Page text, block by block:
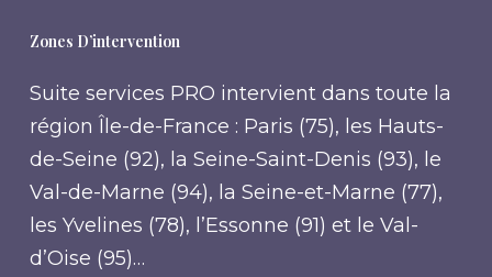
Zones D’intervention
Suite services PRO intervient dans toute la
région Île-de-France : Paris (75), les Hauts-
de-Seine (92), la Seine-Saint-Denis (93), le
Val-de-Marne (94), la Seine-et-Marne (77),
les Yvelines (78), l’Essonne (91) et le Val-
d’Oise (95)…